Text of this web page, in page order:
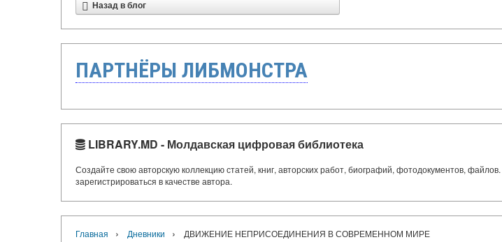
Назад в блог
ПАРТНЁРЫ ЛИБМОНСТРА
LIBRARY.MD - Молдавская цифровая библиотека
Создайте свою авторскую коллекцию статей, книг, авторских работ, биографий, фотодокументов,
зарегистрироваться в качестве автора.
Главная › Дневники › ДВИЖЕНИЕ НЕПРИСОЕДИНЕНИЯ В СОВРЕМЕННОМ МИРЕ